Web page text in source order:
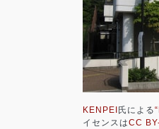
KENPEI 氏による
イセンスはCC